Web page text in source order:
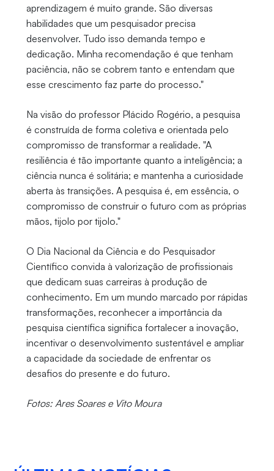
aprendizagem é muito grande. São diversas
habilidades que um pesquisador precisa
desenvolver. Tudo isso demanda tempo e
dedicação. Minha recomendação é que tenham
paciência, não se cobrem tanto e entendam que
esse crescimento faz parte do processo."
Na visão do professor Plácido Rogério, a pesquisa
é construída de forma coletiva e orientada pelo
compromisso de transformar a realidade. "A
resiliência é tão importante quanto a inteligência; a
ciência nunca é solitária; e mantenha a curiosidade
aberta às transições. A pesquisa é, em essência, o
compromisso de construir o futuro com as próprias
mãos, tijolo por tijolo."
O Dia Nacional da Ciência e do Pesquisador
Científico convida à valorização de profissionais
que dedicam suas carreiras à produção de
conhecimento. Em um mundo marcado por rápidas
transformações, reconhecer a importância da
pesquisa científica significa fortalecer a inovação,
incentivar o desenvolvimento sustentável e ampliar
a capacidade da sociedade de enfrentar os
desafios do presente e do futuro.
Fotos: Ares Soares e Vito Moura